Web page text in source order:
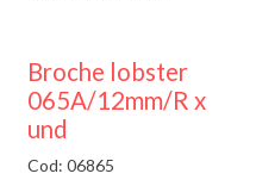
Broche lobster
065A/12mm/R x
und
Cod: 06865